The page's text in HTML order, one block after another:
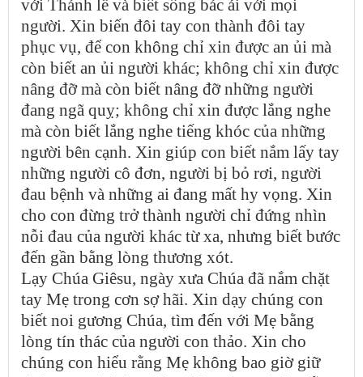
với Thánh lễ và biết sống bác ái với mọi
người. Xin biến đôi tay con thành đôi tay
phục vụ, để con không chỉ xin được an ủi mà
còn biết an ủi người khác; không chỉ xin được
nâng đỡ mà còn biết nâng đỡ những người
đang ngã quỵ; không chỉ xin được lắng nghe
mà còn biết lắng nghe tiếng khóc của những
người bên cạnh. Xin giúp con biết nắm lấy tay
những người cô đơn, người bị bỏ rơi, người
đau bệnh và những ai đang mất hy vọng. Xin
cho con đừng trở thành người chỉ đứng nhìn
nỗi đau của người khác từ xa, nhưng biết bước
đến gần bằng lòng thương xót.
Lạy Chúa Giêsu, ngày xưa Chúa đã nắm chặt
tay Mẹ trong cơn sợ hãi. Xin dạy chúng con
biết noi gương Chúa, tìm đến với Mẹ bằng
lòng tín thác của người con thảo. Xin cho
chúng con hiểu rằng Mẹ không bao giờ giữ